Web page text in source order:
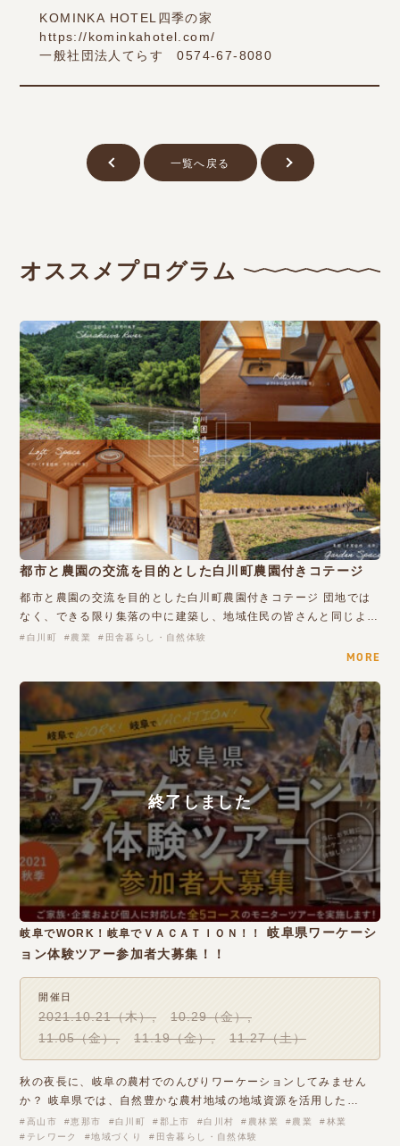
KOMINKA HOTEL四季の家
https://kominkahotel.com/
一般社団法人てらす 0574-67-8080
一覧へ戻る
オススメプログラム
都市と農園の交流を目的とした白川町農園付きコテージ
都市と農園の交流を目的とした白川町農園付きコテージ 団地では
なく、できる限り集落の中に建築し、地域住民の皆さんと同じよ…
白川町 農業 田舎暮らし・自然体験
MORE
岐阜でWORK！岐阜でＶＡＣＡＴＩＯＮ！！
岐阜県ワーケーシ
ョン体験ツアー参加者大募集！！
開催日
2021.10.21（木）
10.29（金）
11.05（金）
11.19（金） 11.27（土）
秋の夜長に、岐阜の農村でのんびりワーケーションしてみません
か？ 岐阜県では、自然豊かな農村地域の地域資源を活用した…
高山市 恵那市 白川町 郡上市 白川村 農林業 農業
林業
テレワーク
地域づくり
田舎暮らし・自然体験